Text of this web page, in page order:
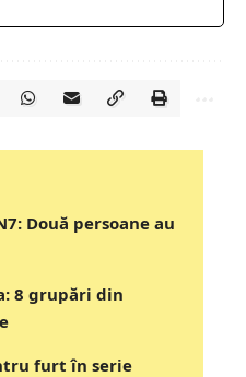
Două persoane au
8 grupări din
furt în serie